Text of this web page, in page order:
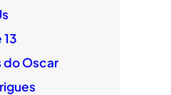
Oscar